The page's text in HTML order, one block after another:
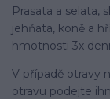
Prasata a selata,
jehňata, koně a
hmotnosti 3x
V případě otravy
otravu podejte